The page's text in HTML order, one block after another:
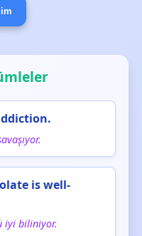
is well-
iyi biliniyor.